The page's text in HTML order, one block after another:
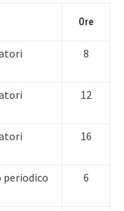
Ore
8
12
16
periodico
6